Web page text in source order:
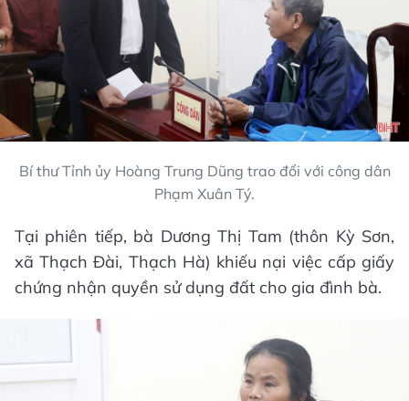
Bí thư Tỉnh ủy Hoàng Trung Dũng trao đổi với công dân
Phạm Xuân Tý.
Tại phiên tiếp, bà Dương Thị Tam (thôn Kỳ Sơn,
xã Thạch Đài, Thạch Hà) khiếu nại việc cấp giấy
chứng nhận quyền sử dụng đất cho gia đình bà.